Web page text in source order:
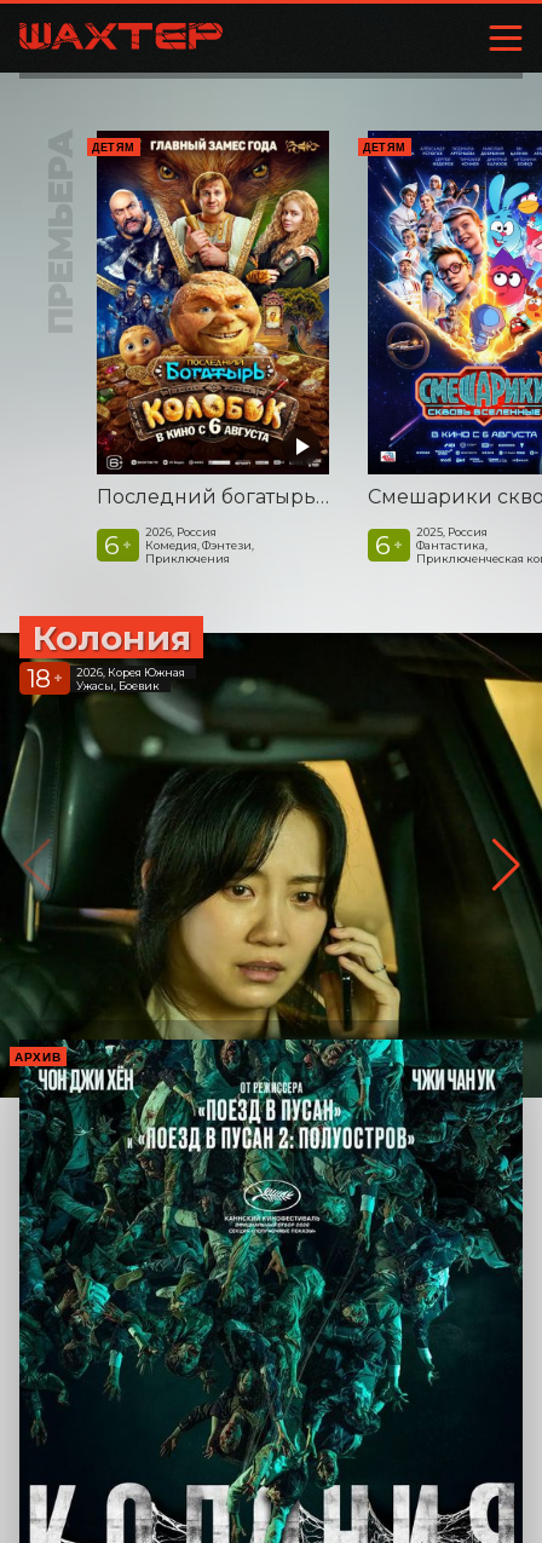
ПРЕМЬЕРА ДЕТЯМ
Последний богатырь. Колобок
6 +
2026, Россия
Комедия, Фэнтези,
Приключения
ДЕТЯМ
6 +
2025, Россия
Фантастика,
Приключенческая
Колония
18 +
2026, Корея Южная
Ужасы, Боевик
АРХИВ